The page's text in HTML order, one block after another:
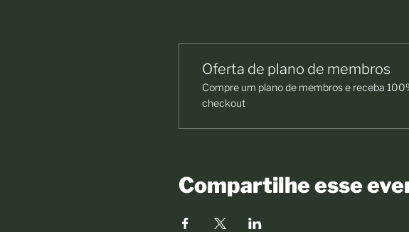
Oferta de plano de membros
Compre um plano de membros e receba
checkout
Compartilhe esse